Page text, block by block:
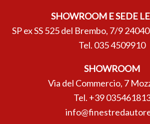
SHOWROOM E SEDE
SP ex SS 525 del Brembo, 7/9
Tel. 035 4509910
SHOWROOM
Via del Commercio, 7
Tel. +39